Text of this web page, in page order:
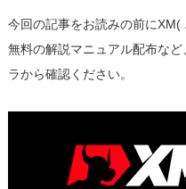
今回の記事をお読みの前にXM(
無料の解説マニュアル配布な
ラから確認ください。